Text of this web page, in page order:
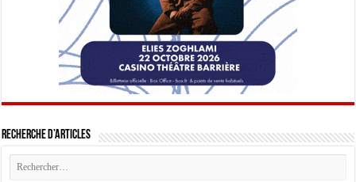
Recherche d’articles